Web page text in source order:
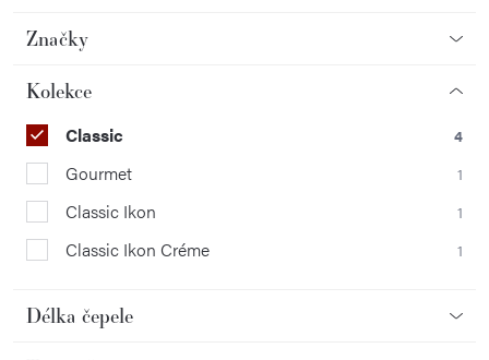
Značky
Kolekce
Classic 4
Gourmet 1
Classic Ikon 1
Classic Ikon Créme 1
Délka čepele